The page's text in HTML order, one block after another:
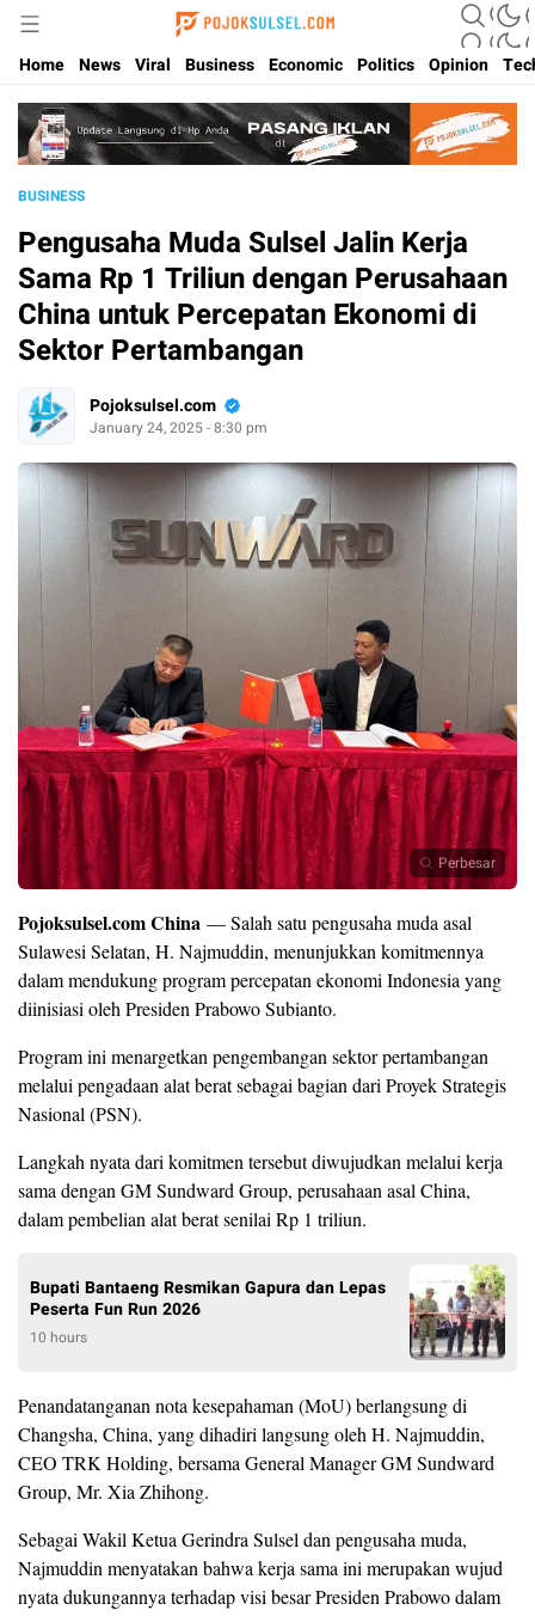
Pojoksulsel.com
Update Kabar Hits Sulsel, Langsung di Pojoksulsel.com
Home News Viral Business Economic Politics Opinion
BUSINESS
Pengusaha Muda Sulsel Jalin Kerja
Sama Rp 1 Triliun dengan Perusahaan
China untuk Percepatan Ekonomi di
Sektor Pertambangan
Pojoksulsel.com
January 24, 2025 - 8:30 pm
Perbesar
Pojoksulsel.com China — Salah satu pengusaha muda asal
Sulawesi Selatan, H. Najmuddin, menunjukkan komitmennya
dalam mendukung program percepatan ekonomi Indonesia yang
diinisiasi oleh Presiden Prabowo Subianto.
Program ini menargetkan pengembangan sektor pertambangan
melalui pengadaan alat berat sebagai bagian dari Proyek Strategis
Nasional (PSN).
Langkah nyata dari komitmen tersebut diwujudkan melalui kerja
sama dengan GM Sundward Group, perusahaan asal China,
dalam pembelian alat berat senilai Rp 1 triliun.
Bupati Bantaeng Resmikan Gapura dan Lepas
Peserta Fun Run 2026
10 hours
Penandatanganan nota kesepahaman (MoU) berlangsung di
Changsha, China, yang dihadiri langsung oleh H. Najmuddin,
CEO TRK Holding, bersama General Manager GM Sundward
Group, Mr. Xia Zhihong.
Sebagai Wakil Ketua Gerindra Sulsel dan pengusaha muda,
Najmuddin menyatakan bahwa kerja sama ini merupakan wujud
nyata dukungannya terhadap visi besar Presiden Prabowo dalam